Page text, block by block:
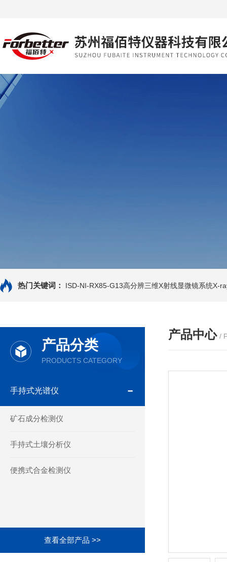
热门关键词： ISD-NI-RX85-G13高分辨三维X射线显微镜系统X-
产品分类
PRODUCTS CATEGORY
手持式光谱仪
矿石成分检测仪
手持式土壤分析仪
便携式合金检测仪
查看全部产品 >>
产品中心 /